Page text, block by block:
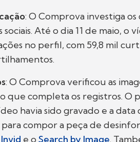
: O Comprova investiga
sociais. Até o dia 11 de maio,
no perfil, com 59,8 mil
: O Comprova verificou as
que completa os registros. O
havia sido gravado e a
compor a peça de
Invid e o Search by Image.